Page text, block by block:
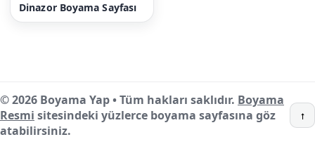
Dinazor Boyama Sayfası
© 2026 Boyama Yap • Tüm hakları saklıdır. Boyama
Resmi sitesindeki yüzlerce boyama sayfasına göz
atabilirsiniz.
↑